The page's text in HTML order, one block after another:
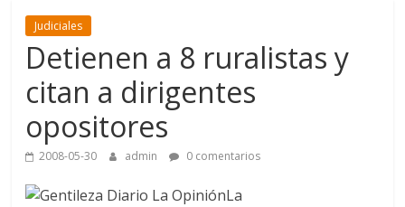
Judiciales
Detienen a 8 ruralistas y
citan a dirigentes
opositores
2008-05-30 admin 0 comentarios
La